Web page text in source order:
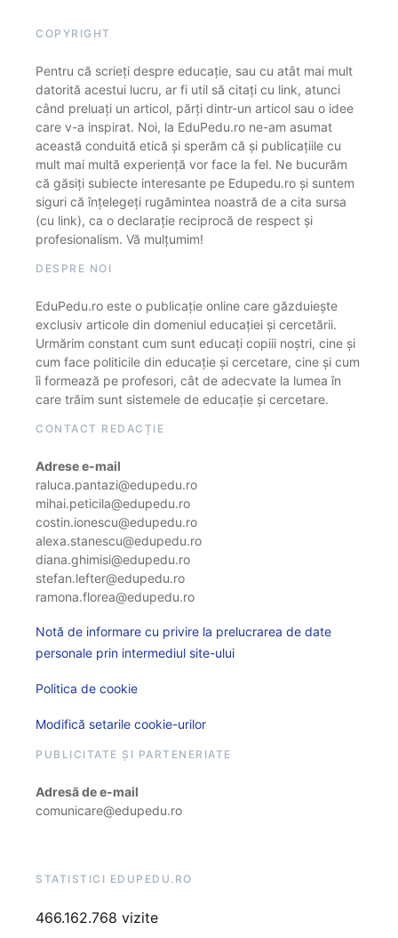
COPYRIGHT
Pentru că scrieți despre educație, sau cu atât mai mult
datorită acestui lucru, ar fi util să citați cu link, atunci
când preluați un articol, părți dintr-un articol sau o idee
care v-a inspirat. Noi, la EduPedu.ro ne-am asumat
această conduită etică și sperăm că și publicațiile cu
mult mai multă experiență vor face la fel. Ne bucurăm
că găsiți subiecte interesante pe Edupedu.ro și suntem
siguri că înțelegeți rugămintea noastră de a cita sursa
(cu link), ca o declarație reciprocă de respect și
profesionalism. Vă mulțumim!
DESPRE NOI
EduPedu.ro este o publicație online care găzduiește
exclusiv articole din domeniul educației și cercetării.
Urmărim constant cum sunt educați copiii noștri, cine și
cum face politicile din educație și cercetare, cine și cum
îi formează pe profesori, cât de adecvate la lumea în
care trăim sunt sistemele de educație și cercetare.
CONTACT REDACȚIE
Adrese e-mail
raluca.pantazi@edupedu.ro
mihai.peticila@edupedu.ro
costin.ionescu@edupedu.ro
alexa.stanescu@edupedu.ro
diana.ghimisi@edupedu.ro
stefan.lefter@edupedu.ro
ramona.florea@edupedu.ro
Notă de informare cu privire la prelucrarea de date
personale prin intermediul site-ului
Politica de cookie
Modifică setarile cookie-urilor
PUBLICITATE ȘI PARTENERIATE
Adresă de e-mail
comunicare@edupedu.ro
STATISTICI EDUPEDU.RO
466.162.768 vizite